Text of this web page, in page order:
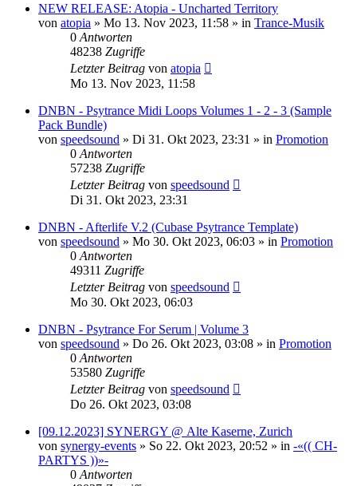
NEW RELEASE: Atopia - Uncharted Territory
von atopia » Mo 13. Nov 2023, 11:58 » in Trance-Musik
0 Antworten
48238 Zugriffe
Letzter Beitrag von atopia
Mo 13. Nov 2023, 11:58
DNBN - Psytrance Midi Loops Volumes 1 - 2 - 3 (Sample
Pack Bundle)
von speedsound » Di 31. Okt 2023, 23:31 » in Promotion
0 Antworten
57238 Zugriffe
Letzter Beitrag von speedsound
Di 31. Okt 2023, 23:31
DNBN - Afterlife V.2 (Cubase Psytrance Template)
von speedsound » Mo 30. Okt 2023, 06:03 » in Promotion
0 Antworten
49311 Zugriffe
Letzter Beitrag von speedsound
Mo 30. Okt 2023, 06:03
DNBN - Psytrance For Serum | Volume 3
von speedsound » Do 26. Okt 2023, 03:08 » in Promotion
0 Antworten
53580 Zugriffe
Letzter Beitrag von speedsound
Do 26. Okt 2023, 03:08
[09.12.2023] SYNERGY @ Alte Kaserne, Zurich
von synergy-events » So 22. Okt 2023, 20:52 » in -«(( CH-
PARTYS ))»-
0 Antworten